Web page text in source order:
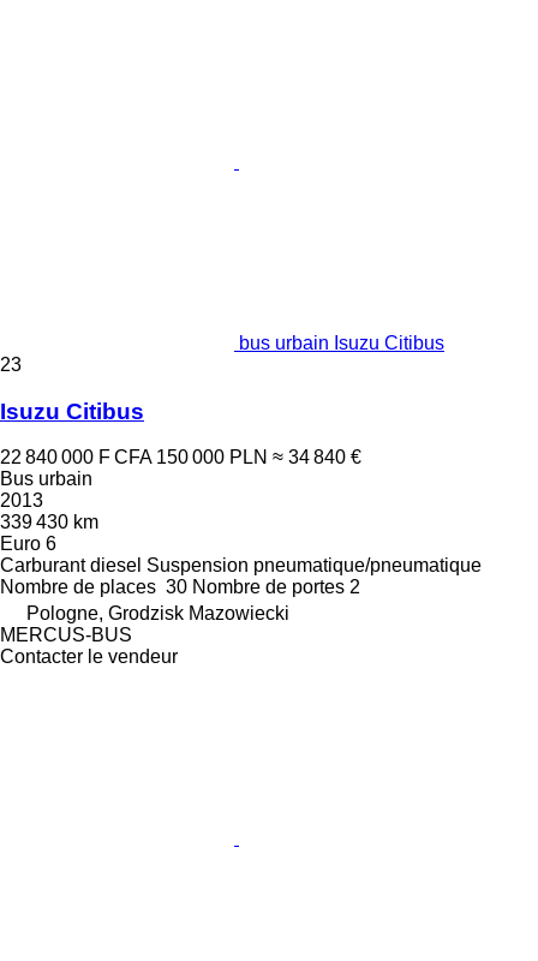
bus urbain Isuzu Citibus
23
Isuzu Citibus
22 840 000 F CFA 150 000 PLN ≈ 34 840 €
Bus urbain
2013
339 430 km
Euro 6
Carburant diesel Suspension pneumatique/pneumatique
Nombre de places 30 Nombre de portes 2
Pologne, Grodzisk Mazowiecki
MERCUS-BUS
Contacter le vendeur